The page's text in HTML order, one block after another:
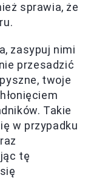
sprawia, że
zasypuj nimi
przesadzić
twoje
Takie
w przypadku
tę